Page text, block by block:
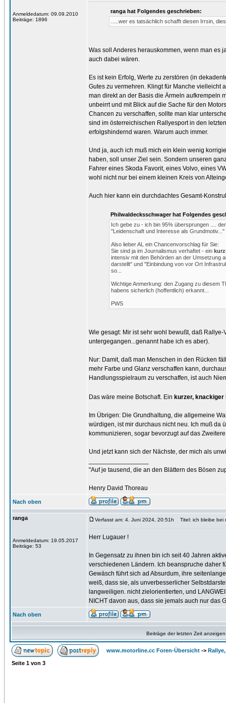
Anmeldedatum: 09.09.2010
Beiträge: 1896
ranga hat Folgendes geschrieben:
.....wer es tatsächlich schafft diesen Irrsin,
Was soll Anderes herauskommen, wenn man es
auch dabei wären.
Es ist kein Erfolg, Werte zu zerstören (in
Gutes zu vermehren. Klingt für Manche vielleicht
man direkt an der Basis die Ärmeln aufkrempeln
unbeirrt und mit Blick auf die Sache für den
Chancen zu verschaffen, sollte man klar
sind im österreichischen Rallyesport in den
erfolgshindernd waren. Warum auch immer.
Und ja, auch ich muß mich ein klein wenig
haben, soll unser Ziel sein. Sondern unseren
Fahrer eines Skoda Favorit, eines Volvo, eines
wohl nicht nur bei einem kleinen Kreis von
Auch hier kann ein durchdachtes Gesamt-
Philwaldecksschwager hat Folgendes
Ich gebe zu - ich bin 95% übersprungen ....
"Leidenschaft und Interesse als Grundmotiv..."
Also lieber AL ein Chancenvorschlag für Sie:
Sie sind ja im Journalismus verhaftet - ein
intensiv mit den Behörden an der Umsetzung
darstellt" und "Einbindung von vor Ort
so...
Wichtige Anmerkung: den Zugang zu diesem
habens sicherlich (hoffentlich) erkannt...
PWS
Wie gesagt: Mir ist sehr wohl bewußt, daß
untergegangen...genannt habe ich es aber).
Nur: Damit, daß man Menschen in den Rücken
mehr Farbe und Glanz verschaffen kann,
Handlungsspielraum zu verschaffen, ist auch
Das wäre meine Botschaft. Ein kurzer, knackiger
Im Übrigen: Die Grundhaltung, die allgemeine
würdigen, ist mir durchaus nicht neu. Ich muß da
kommunizieren, sogar bevorzugt auf das
Und jetzt kann sich der Nächste, der mich als
"Auf je tausend, die an den Blättern des Bösen
Henry David Thoreau
Nach oben
ranga
Anmeldedatum: 19.05.2017
Beiträge: 53
Verfasst am: 4. Juni 2024, 20:51h Titel: ich bleibe bei
Herr Lugauer !
In Gegensatz zu ihnen bin ich seit 40 Jahren
verschiedenen Ländern. Ich beanspruche daher
Gewäsch führt sich ad Absurdum, ihre
weiß, dass sie, als unverbesserlicher
langweiligen. nicht zielorientierten, und
NICHT davon aus, dass sie jemals auch nur das
Nach oben
Beiträge der letzten Zeit
www.motorline.cc Foren-Übersicht ->
Seite 1 von 3